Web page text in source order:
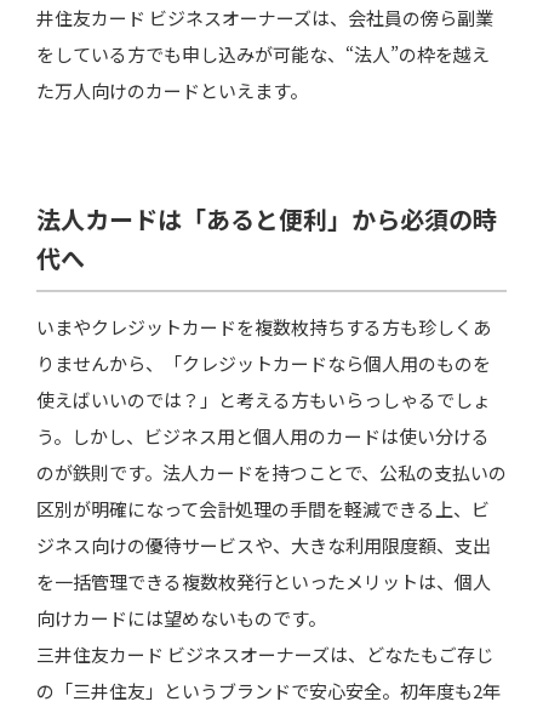
井住友カード ビジネスオーナーズは、会社員の傍ら副業
をしている方でも申し込みが可能な、“法人”の枠を越え
た万人向けのカードといえます。
法人カードは「あると便利」から必須の時
代へ
いまやクレジットカードを複数枚持ちする方も珍しくあ
りませんから、「クレジットカードなら個人用のものを
使えばいいのでは？」と考える方もいらっしゃるでしょ
う。しかし、ビジネス用と個人用のカードは使い分ける
のが鉄則です。法人カードを持つことで、公私の支払いの
区別が明確になって会計処理の手間を軽減できる上、ビ
ジネス向けの優待サービスや、大きな利用限度額、支出
を一括管理できる複数枚発行といったメリットは、個人
向けカードには望めないものです。
三井住友カード ビジネスオーナーズは、どなたもご存じ
の「三井住友」というブランドで安心安全。初年度も2年